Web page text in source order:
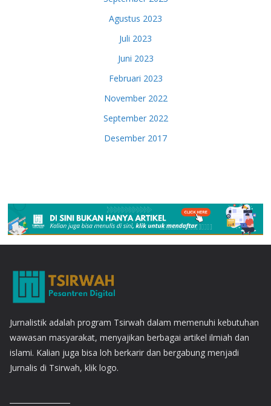
Agustus 2023
Juli 2023
Juni 2023
Februari 2023
November 2022
September 2022
Desember 2017
Jurnalistik adalah program Tsirwah dalam memenuhi kebutuhan
wawasan masyarakat, menyajikan berbagai artikel ilmiah dan
islami. Kalian juga bisa loh berkarir dan bergabung menjadi
Jurnalis di Tsirwah, klik logo.